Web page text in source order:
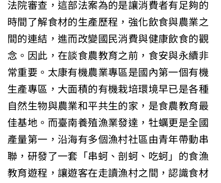
時間了解食材的生產歷程，強化飲食與農業之
間的連結，進而改變國民消費與健康飲食的觀
念。因此，在談食農教育之前，食安與永續非
常重要。太康有機農業專區是國內第一個有機
生產專區，大面積的有機栽培環境早已是各種
自然生物與農業和平共生的家，是食農教育最
佳基地。而臺南養殖漁業發達，牡蠣更是全國
產量第一，沿海有多個漁村社區由青年帶動串
聯，研發了一套「串蚵、剖蚵、吃蚵」的食漁
教育遊程，讓遊客在走讀漁村之間，認識食材